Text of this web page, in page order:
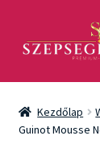
aa
Akció
Csomagok
Kezdőlap
Guinot Mousse